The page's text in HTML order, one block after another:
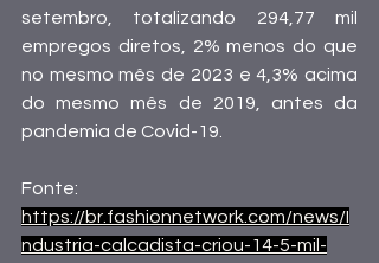
setembro, totalizando 294,77 mil
empregos diretos, 2% menos do que
no mesmo mês de 2023 e 4,3% acima
do mesmo mês de 2019, antes da
pandemia de Covid-19.
Fonte:
https://br.fashionnetwork.com/news/I
ndustria-calcadista-criou-14-5-mil-